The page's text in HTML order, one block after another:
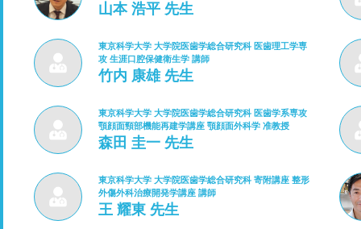
山本 浩平 先生
東京科学大学 大学院医歯学総合研究科 医歯理工学専
攻 生涯口腔保健衛生学 講師
竹内 康雄 先生
東京科学大学 大学院医歯学総合研究科 医歯学系専攻
顎顔面頸部機能再建学講座 顎顔面外科学 准教授
森田 圭一 先生
東京科学大学 大学院医歯学総合研究科 寄附講座 整形
外傷外科治療開発学講座 講師
王 耀東 先生